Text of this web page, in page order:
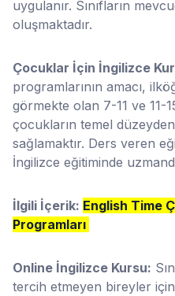
uygulanır. Sınıfların
oluşmaktadır.
Çocuklar İçin İngilizce
programlarının amacı,
görmekte olan 7-11 ve 11-
çocukların temel
sağlamaktır. Ders veren
İngilizce eğitiminde
İlgili İçerik: English Time
Programları
Online İngilizce Kursu:
tercih etmeyen bireyler